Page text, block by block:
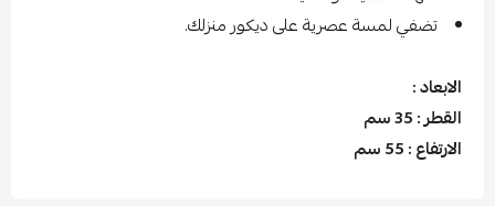
تضفي لمسة عصرية على ديكور منزلك.
الابعاد :
القطر : 35 سم
الارتفاع : 55 سم